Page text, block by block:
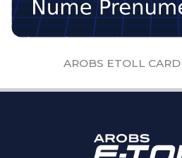
AROBS ETOLL